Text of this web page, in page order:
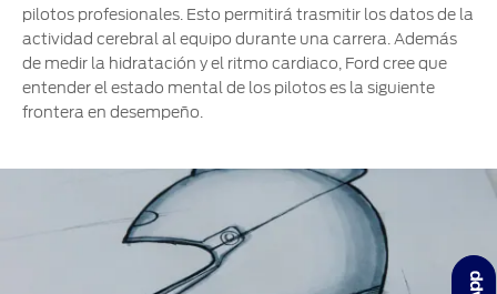
pilotos profesionales. Esto permitirá trasmitir los datos de la
actividad cerebral al equipo durante una carrera. Además
de medir la hidratación y el ritmo cardiaco, Ford cree que
entender el estado mental de los pilotos es la siguiente
frontera en desempeño.